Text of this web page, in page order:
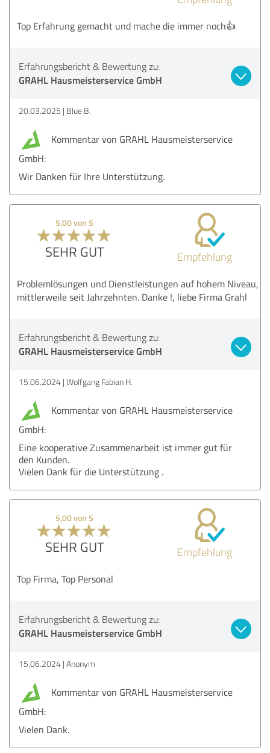
Top Erfahrung gemacht und mache die immer noch👍
Erfahrungsbericht & Bewertung zu:
GRAHL Hausmeisterservice GmbH
20.03.2025 Blue B.
Kommentar von GRAHL Hausmeisterservice
GmbH:
Wir Danken für Ihre Unterstützung.
5,00 von 5
SEHR GUT Empfehlung
Problemlösungen und Dienstleistungen auf hohem Niveau,
mittlerweile seit Jahrzehnten. Danke !, liebe Firma Grahl
Erfahrungsbericht & Bewertung zu:
GRAHL Hausmeisterservice GmbH
15.06.2024 Wolfgang Fabian H.
Kommentar von GRAHL Hausmeisterservice
GmbH:
Eine kooperative Zusammenarbeit ist immer gut für
den Kunden.
Vielen Dank für die Unterstützung .
5,00 von 5
SEHR GUT Empfehlung
Top Firma, Top Personal
Erfahrungsbericht & Bewertung zu:
GRAHL Hausmeisterservice GmbH
15.06.2024 Anonym
Kommentar von GRAHL Hausmeisterservice
GmbH:
Vielen Dank.